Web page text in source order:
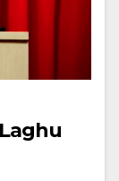
Laghu